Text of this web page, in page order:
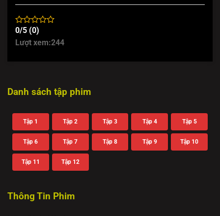
0/5 (0)
Lượt xem:244
Danh sách tập phim
Tập 1 Tập 2 Tập 3 Tập 4 Tập 5
Tập 6 Tập 7 Tập 8 Tập 9 Tập 10
Tập 11 Tập 12
Thông Tin Phim